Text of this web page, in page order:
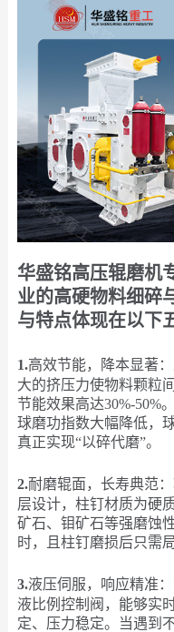
华盛铭高压辊磨机
业的高硬物料细碎
与特点体现在以下
1.高效节能，降本显著
大的挤压力使物料颗粒
节能效果高达30%-50%
球磨功指数大幅降低，
真正实现“以碎代磨”。
2.耐磨辊面，长寿典范
层设计，柱钉材质为硬
矿石、钼矿石等强磨蚀
时，且柱钉磨损后只需
3.液压伺服，响应精准
液比例控制阀，能够实
定、压力稳定。当遇到